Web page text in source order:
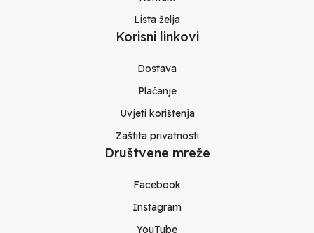
Lista želja
Korisni linkovi
Dostava
Plaćanje
Uvjeti korištenja
Zaštita privatnosti
Društvene mreže
Facebook
Instagram
YouTube